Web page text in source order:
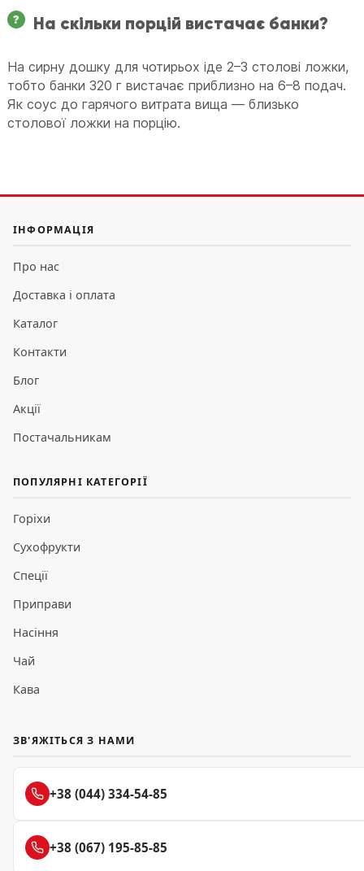
На скільки порцій вистачає банки?
На сирну дошку для чотирьох іде 2–3 столові ложки,
тобто банки 320 г вистачає приблизно на 6–8 подач.
Як соус до гарячого витрата вища — близько
столової ложки на порцію.
ІНФОРМАЦІЯ
Про нас
Доставка і оплата
Каталог
Контакти
Блог
Акції
Постачальникам
ПОПУЛЯРНІ КАТЕГОРІЇ
Горіхи
Сухофрукти
Спеції
Приправи
Насіння
Чай
Кава
ЗВ'ЯЖІТЬСЯ З НАМИ
+38 (044) 334-54-85
+38 (067) 195-85-85